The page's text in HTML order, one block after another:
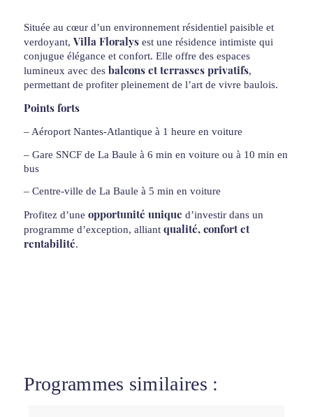
Située au cœur d’un environnement résidentiel paisible et
verdoyant, Villa Floralysest une résidence intimiste qui
conjugue élégance et confort. Elle offre des espaces
lumineux avec des balcons et terrasses privatifs,
permettant de profiter pleinement de l’art de vivre baulois.
Points forts
– Aéroport Nantes-Atlantique à 1 heure en voiture
– Gare SNCF de La Baule à 6 min en voiture ou à 10 min en
bus
– Centre-ville de La Baule à 5 min en voiture
Profitez d’une opportunité unique d’investir dans un
programme d’exception, alliant qualité, confort et
rentabilité.
Programmes similaires :